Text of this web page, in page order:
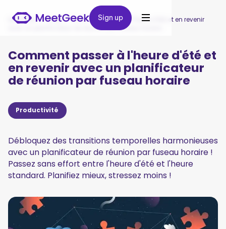
Sign up
Sign up
MeetGeek / Blog / Comment passer à l'heure d'été et en revenir
avec un planificateur de réunion par fuseau horaire
Comment passer à l'heure d'été et
en revenir avec un planificateur
de réunion par fuseau horaire
Productivité
Débloquez des transitions temporelles harmonieuses
avec un planificateur de réunion par fuseau horaire !
Passez sans effort entre l'heure d'été et l'heure
standard. Planifiez mieux, stressez moins !